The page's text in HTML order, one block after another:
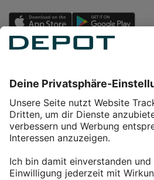
Service
Über DEPOT
Kontakt